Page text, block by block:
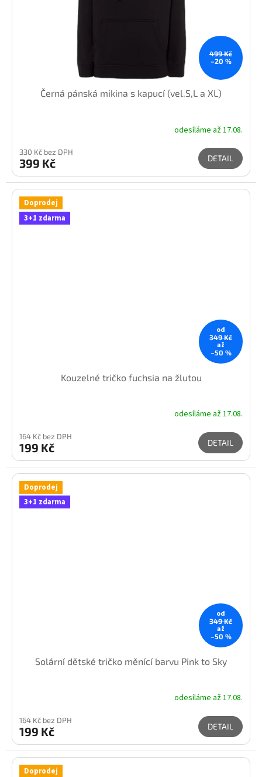
499 Kč
–20 %
Černá pánská mikina s kapucí (vel.S,L a XL)
odesíláme až 17.08.
330 Kč bez DPH
399 Kč DETAIL
Doprodej
3+1 zdarma
od
349 Kč
až
–50 %
Kouzelné tričko fuchsia na žlutou
odesíláme až 17.08.
164 Kč bez DPH
199 Kč DETAIL
Doprodej
3+1 zdarma
od
349 Kč
až
–50 %
Solární dětské tričko měnící barvu Pink to Sky
odesíláme až 17.08.
164 Kč bez DPH
199 Kč DETAIL
Doprodej